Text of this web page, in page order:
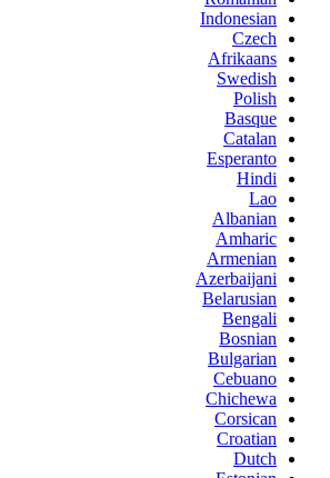
Indonesian
Czech
Afrikaans
Swedish
Polish
Basque
Catalan
Esperanto
Hindi
Lao
Albanian
Amharic
Armenian
Azerbaijani
Belarusian
Bengali
Bosnian
Bulgarian
Cebuano
Chichewa
Corsican
Croatian
Dutch